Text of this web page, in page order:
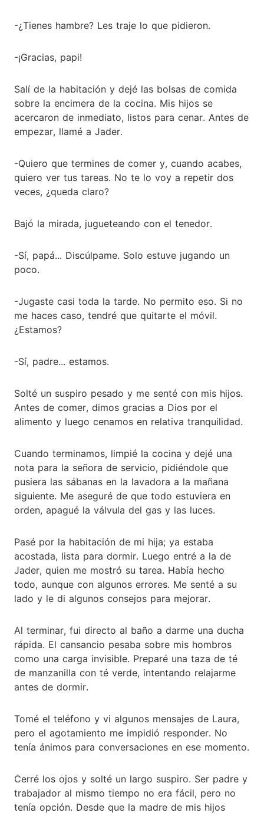
-¿Tienes hambre? Les traje lo que pidieron.
-¡Gracias, papi!
Salí de la habitación y dejé las bolsas de comida
sobre la encimera de la cocina. Mis hijos se
acercaron de inmediato, listos para cenar. Antes de
empezar, llamé a Jader.
-Quiero que termines de comer y, cuando acabes,
quiero ver tus tareas. No te lo voy a repetir dos
veces, ¿queda claro?
Bajó la mirada, jugueteando con el tenedor.
-Sí, papá... Discúlpame. Solo estuve jugando un
poco.
-Jugaste casi toda la tarde. No permito eso. Si no
me haces caso, tendré que quitarte el móvil.
¿Estamos?
-Sí, padre... estamos.
Solté un suspiro pesado y me senté con mis hijos.
Antes de comer, dimos gracias a Dios por el
alimento y luego cenamos en relativa tranquilidad.
Cuando terminamos, limpié la cocina y dejé una
nota para la señora de servicio, pidiéndole que
pusiera las sábanas en la lavadora a la mañana
siguiente. Me aseguré de que todo estuviera en
orden, apagué la válvula del gas y las luces.
Pasé por la habitación de mi hija; ya estaba
acostada, lista para dormir. Luego entré a la de
Jader, quien me mostró su tarea. Había hecho
todo, aunque con algunos errores. Me senté a su
lado y le di algunos consejos para mejorar.
Al terminar, fui directo al baño a darme una ducha
rápida. El cansancio pesaba sobre mis hombros
como una carga invisible. Preparé una taza de té
de manzanilla con té verde, intentando relajarme
antes de dormir.
Tomé el teléfono y vi algunos mensajes de Laura,
pero el agotamiento me impidió responder. No
tenía ánimos para conversaciones en ese momento.
Cerré los ojos y solté un largo suspiro. Ser padre y
trabajador al mismo tiempo no era fácil, pero no
tenía opción. Desde que la madre de mis hijos